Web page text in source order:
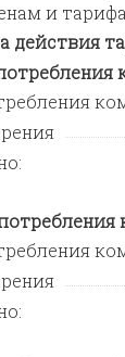
и
действия